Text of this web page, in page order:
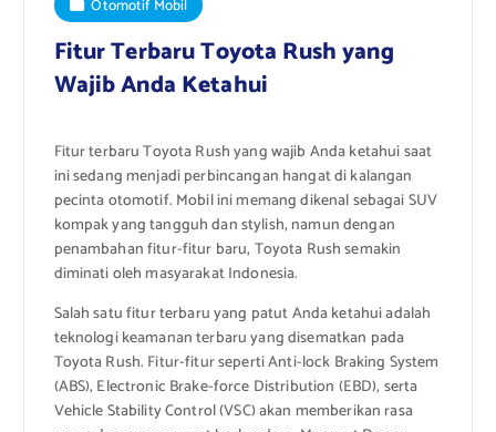
Otomotif Mobil
Fitur Terbaru Toyota Rush yang
Wajib Anda Ketahui
Fitur terbaru Toyota Rush yang wajib Anda ketahui saat
ini sedang menjadi perbincangan hangat di kalangan
pecinta otomotif. Mobil ini memang dikenal sebagai SUV
kompak yang tangguh dan stylish, namun dengan
penambahan fitur-fitur baru, Toyota Rush semakin
diminati oleh masyarakat Indonesia.
Salah satu fitur terbaru yang patut Anda ketahui adalah
teknologi keamanan terbaru yang disematkan pada
Toyota Rush. Fitur-fitur seperti Anti-lock Braking System
(ABS), Electronic Brake-force Distribution (EBD), serta
Vehicle Stability Control (VSC) akan memberikan rasa